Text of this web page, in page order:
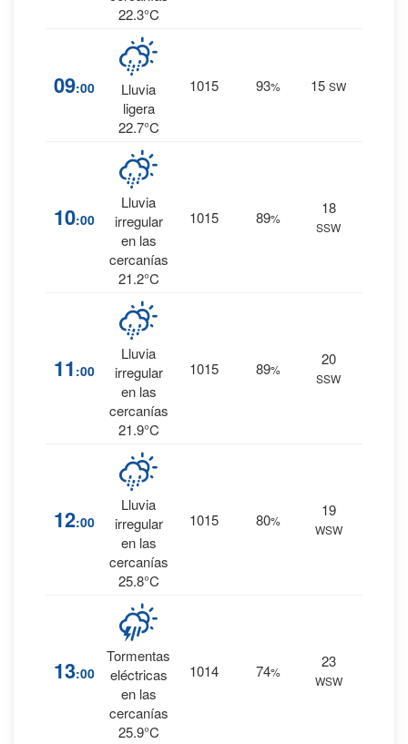
22.3°C
09:00
Lluvia
ligera
22.7°C
1015 93% 15 SW
10:00
Lluvia
irregular
en las
cercanías
21.2°C
1015 89%
18
SSW
11 :00
Lluvia
irregular
en las
cercanías
21.9°C
1015 89%
20
SSW
12:00
Lluvia
irregular
en las
cercanías
25.8°C
1015 80%
19
WSW
13:00
Tormentas
eléctricas
en las
cercanías
25.9°C
1014 74%
23
WSW